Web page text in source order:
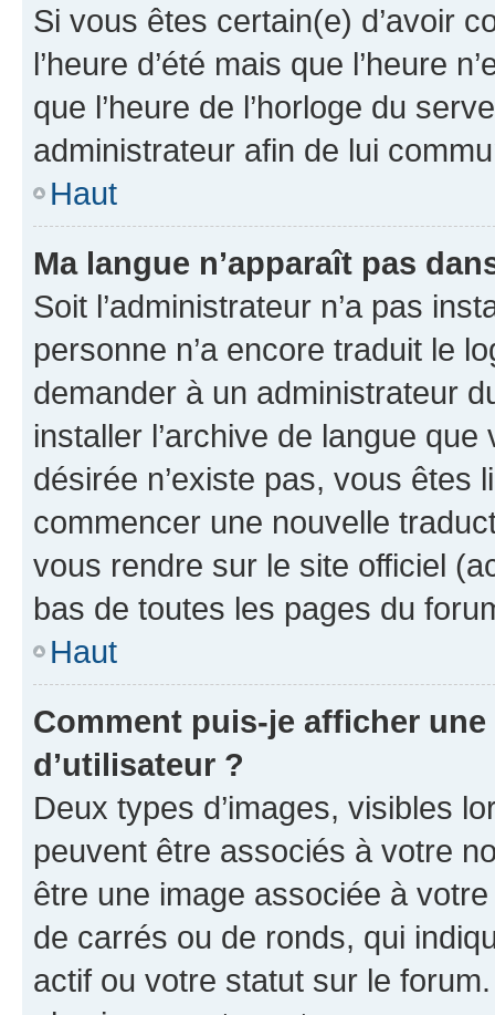
Si vous êtes certain(e) d’avoir
l’heure d’été mais que l’heure
que l’heure de l’horloge du
administrateur afin de lui
Haut
Ma langue n’apparaît pas
Soit l’administrateur n’a pas
personne n’a encore traduit le
demander à un administrateur
installer l’archive de langue
désirée n’existe pas, vous êtes
commencer une nouvelle
vous rendre sur le site officiel
bas de toutes les pages du
Haut
Comment puis-je afficher
d’utilisateur ?
Deux types d’images, visibles
peuvent être associés à votre
être une image associée à
de carrés ou de ronds, qui
actif ou votre statut sur le